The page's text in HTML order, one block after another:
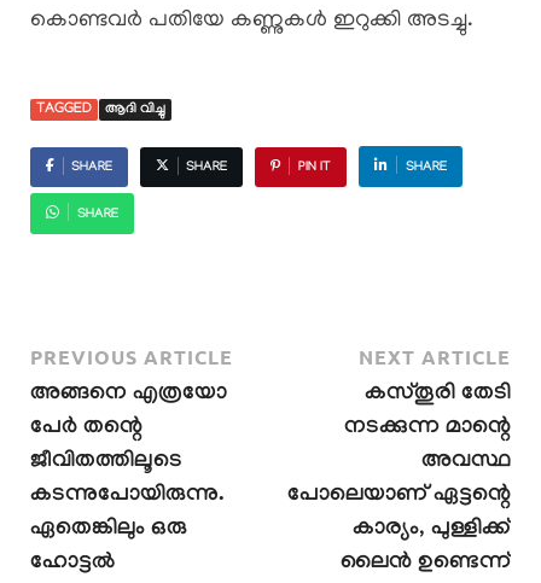
കൊണ്ടവർ പതിയേ കണ്ണുകൾ ഇറുക്കി അടച്ചു.
TAGGED ആദി വിച്ചു
SHARE SHARE PIN IT SHARE
SHARE
PREVIOUS ARTICLE
അങ്ങനെ എത്രയോ
പേർ തന്റെ
ജീവിതത്തിലൂടെ
കടന്നുപോയിരുന്നു.
ഏതെങ്കിലും ഒരു
ഹോട്ടൽ
NEXT ARTICLE
കസ്തൂരി തേടി
നടക്കുന്ന മാന്റെ
അവസ്ഥ
പോലെയാണ് ഏട്ടന്റെ
കാര്യം, പുള്ളിക്ക്
ലൈൻ ഉണ്ടെന്ന്